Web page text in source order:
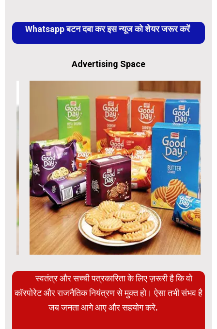
Whatsapp बटन दबा कर इस न्यूज को शेयर जरूर करें
Advertising Space
स्वतंत्र और सच्ची पत्रकारिता के लिए ज़रूरी है कि वो
कॉरपोरेट और राजनैतिक नियंत्रण से मुक्त हो। ऐसा तभी संभव है
जब जनता आगे आए और सहयोग करे.